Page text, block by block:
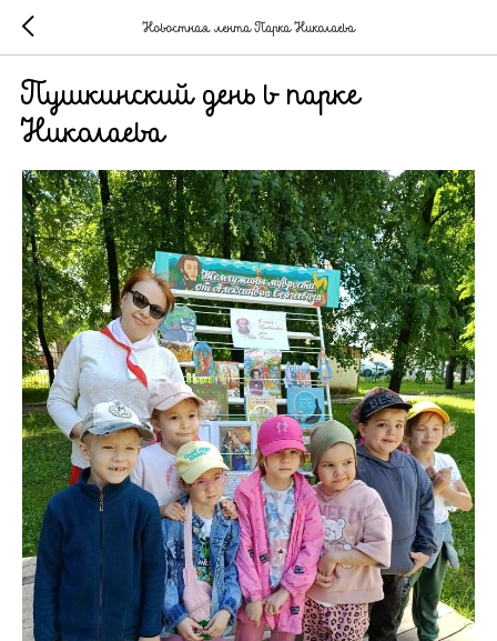
Новостная лента Парка Николаева
Пушкинский день в парке
Николаева